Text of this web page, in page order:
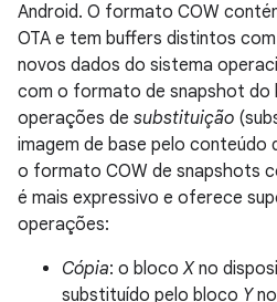
Android. O formato COW
OTA e tem buffers distintos
novos dados do sistema
com o formato de snapshot do
operações de substituição
imagem de base pelo conteúdo
o formato COW de snapshots
é mais expressivo e oferece
operações:
Cópia: o blocoXno
substituído pelo bloco Yno